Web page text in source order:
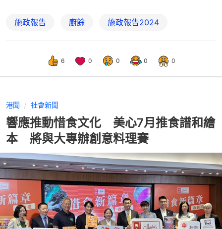
施政報告 廚餘 施政報告2024
6 0 0 0 0
港聞 社會新聞
響應推動惜食文化 美心7月推食譜和繪
本 將與大專辦創意料理賽